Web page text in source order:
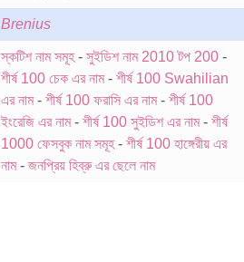
Brenius
স্কটিশ নাম সমূহ- সুইডিশ নাম 2010 টপ 200 -
শীর্ষ 100 চেক এর নাম- শীর্ষ 100 Swahilian
এর নাম- শীর্ষ 100 ফরাসি এর নাম- শীর্ষ 100
ইংরেজি এর নাম- শীর্ষ 100 সুইডিশ এর নাম- শীর্ষ
1000 ফেসবুক নাম সমূহ- শীর্ষ 100 হাঙ্গেরীয় এর
নাম- জনপ্রিয় হিব্রু এর ছেলে নাম